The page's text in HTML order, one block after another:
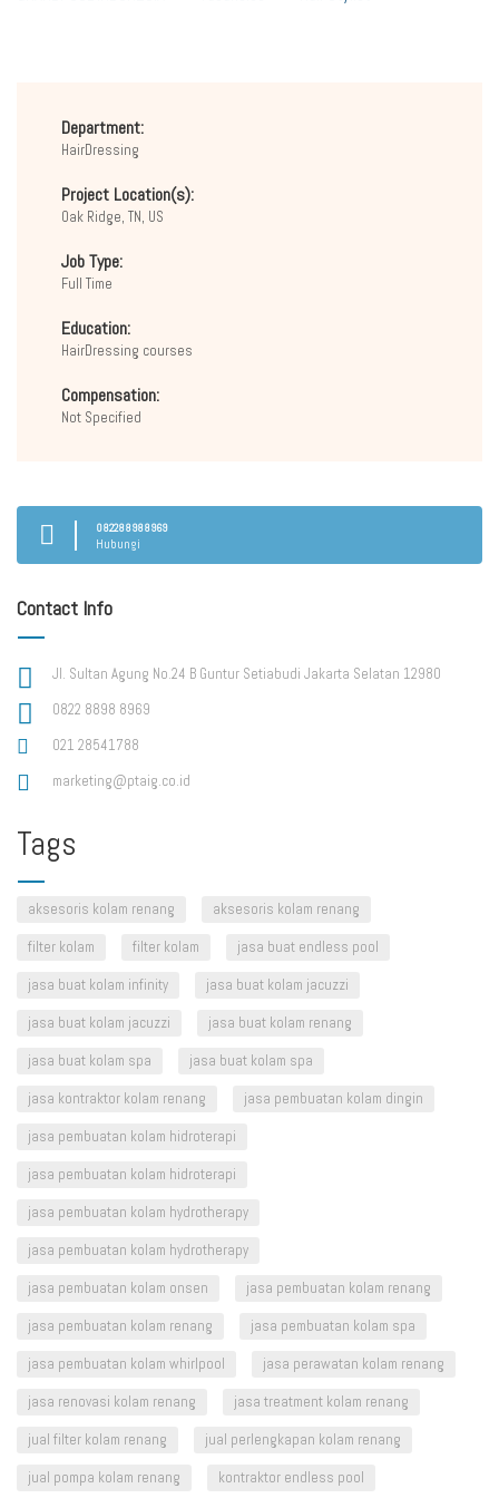
Department:
HairDressing
Project Location(s):
Oak Ridge, TN, US
Job Type:
Full Time
Education:
HairDressing courses
Compensation:
Not Specified
082288988969
Hubungi
Contact Info
Jl. Sultan Agung No.24 B Guntur Setiabudi Jakarta Selatan 12980
0822 8898 8969
021 28541788
marketing@ptaig.co.id
Tags
aksesoris kolam renang
aksesoris kolam renang
filter kolam
filter kolam
jasa buat endless pool
jasa buat kolam infinity
jasa buat kolam jacuzzi
jasa buat kolam jacuzzi
jasa buat kolam renang
jasa buat kolam spa
jasa buat kolam spa
jasa kontraktor kolam renang
jasa pembuatan kolam dingin
jasa pembuatan kolam hidroterapi
jasa pembuatan kolam hidroterapi
jasa pembuatan kolam hydrotherapy
jasa pembuatan kolam hydrotherapy
jasa pembuatan kolam onsen
jasa pembuatan kolam renang
jasa pembuatan kolam renang
jasa pembuatan kolam spa
jasa pembuatan kolam whirlpool
jasa perawatan kolam renang
jasa renovasi kolam renang
jasa treatment kolam renang
jual filter kolam renang
jual perlengkapan kolam renang
jual pompa kolam renang
kontraktor endless pool